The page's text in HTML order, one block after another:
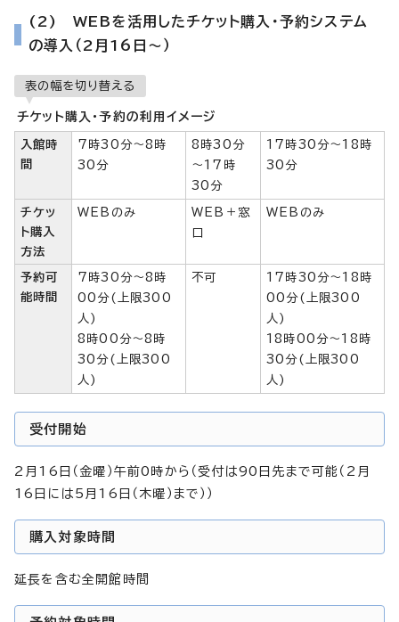
(2) WEBを活用したチケット購入・予約システム
の導入（2月16日～）
表の幅を切り替える
チケット購入・予約の利用イメージ
入館時
間
7時30分～8時
30分
8時30分
～17時
30分
17時30分～18時
30分
チケッ
ト購入
方法
WEBのみ
WEB＋窓
口
WEBのみ
予約可
能時間
7時30分～8時
00分(上限300
人)
8時00分～8時
30分(上限300
人)
不可
17時30分～18時
00分(上限300
人)
18時00分～18時
30分(上限300
人)
受付開始
2月16日（金曜）午前0時から（受付は90日先まで可能（2月
16日には5月16日（木曜）まで））
購入対象時間
延長を含む全開館時間